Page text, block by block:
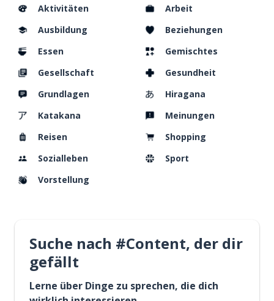
Aktivitäten
Arbeit
Ausbildung
Beziehungen
Essen
Gemischtes
Gesellschaft
Gesundheit
Grundlagen
Hiragana
Katakana
Meinungen
Reisen
Shopping
Sozialleben
Sport
Vorstellung
Suche nach #Content, der dir
gefällt
Lerne über Dinge zu sprechen, die dich